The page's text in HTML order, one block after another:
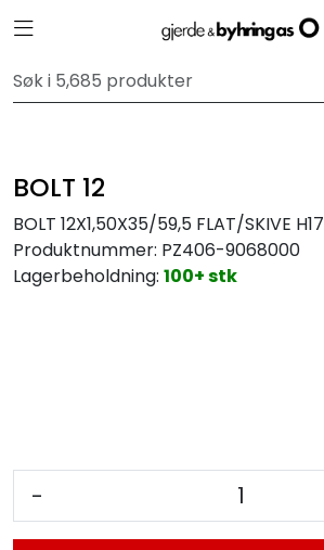
Toggle navigation
BOLT 12
BOLT 12X1,50X35/59,5 FLAT/SKIVE H17
Produktnummer: PZ406-9068000
Lagerbeholdning: 100+ stk
-
Personbil
Lastebil